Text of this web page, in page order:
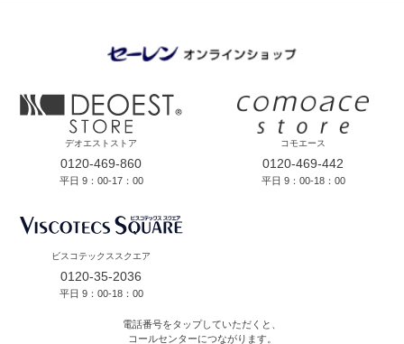
デオエストストア
0120-469-860
平日 9：00-17：00
コモエース
0120-469-442
平日 9：00-18：00
ビスコテックススクエア
0120-35-2036
平日 9：00-18：00
電話番号をタップしていただくと、
コールセンターにつながります。